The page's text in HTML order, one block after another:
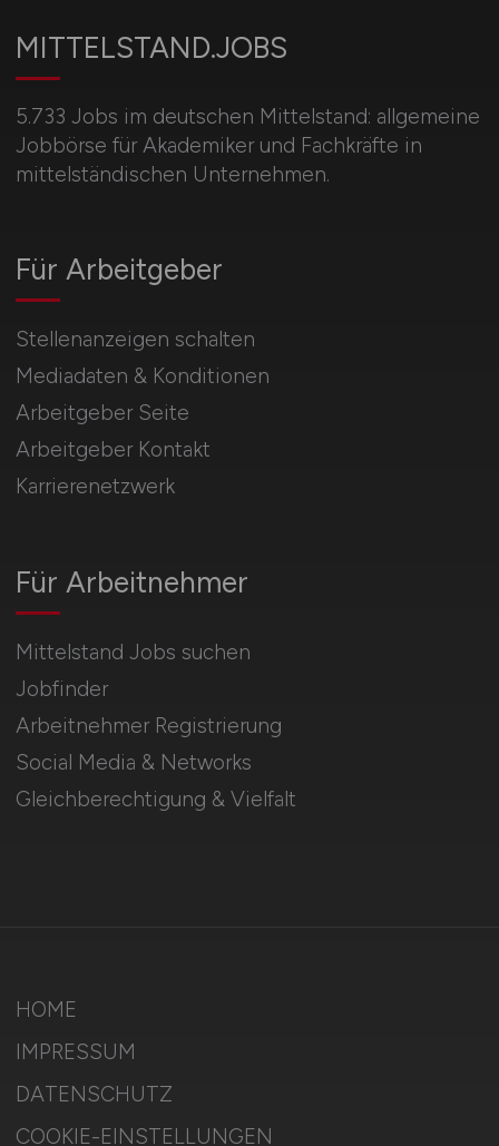
MITTELSTAND.JOBS
5.733 Jobs im deutschen Mittelstand: allgemeine
Jobbörse für Akademiker und Fachkräfte in
mittelständischen Unternehmen.
Für Arbeitnehmer
Mittelstand Jobs suchen
Jobfinder
Arbeitnehmer Registrierung
Social Media & Networks
Gleichberechtigung & Vielfalt
Für Arbeitgeber
Stellenanzeigen schalten
Mediadaten & Konditionen
Arbeitgeber Seite
Arbeitgeber Kontakt
Karrierenetzwerk
HOME
IMPRESSUM
DATENSCHUTZ
COOKIE-EINSTELLUNGEN